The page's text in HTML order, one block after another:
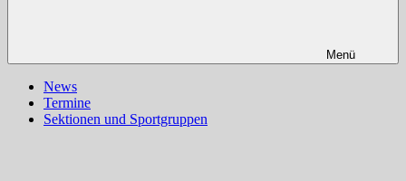
Menü
News
Termine
Sektionen und Sportgruppen